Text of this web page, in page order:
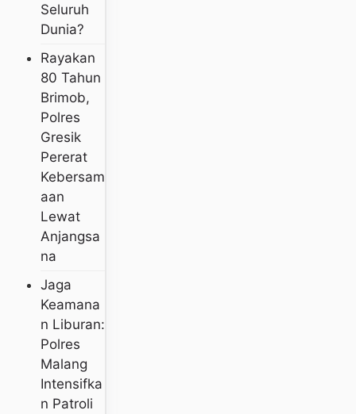
Seluruh
Dunia?
Rayakan
80 Tahun
Brimob,
Polres
Gresik
Pererat
Kebersam
Aan
Lewat
Anjangsa
Na
Jaga
Keamana
N Liburan:
Polres
Malang
Intensifka
N Patroli